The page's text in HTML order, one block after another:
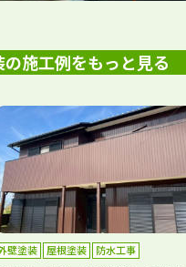
施工例をもっと見る
壁塗装 屋根塗装 防水工事